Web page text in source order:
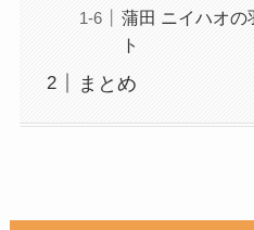
蒲田 ニイハオの
ト
まとめ